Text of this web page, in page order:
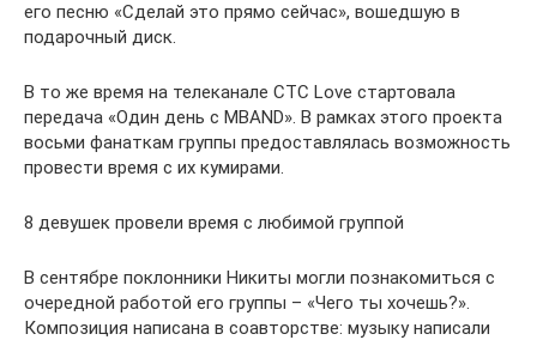
его песню «Сделай это прямо сейчас», вошедшую в
подарочный диск.
В то же время на телеканале СТС Love стартовала
передача «Один день с MBAND». В рамках этого проекта
восьми фанаткам группы предоставлялась возможность
провести время с их кумирами.
8 девушек провели время с любимой группой
В сентябре поклонники Никиты могли познакомиться с
очередной работой его группы – «Чего ты хочешь?».
Композиция написана в соавторстве: музыку написали